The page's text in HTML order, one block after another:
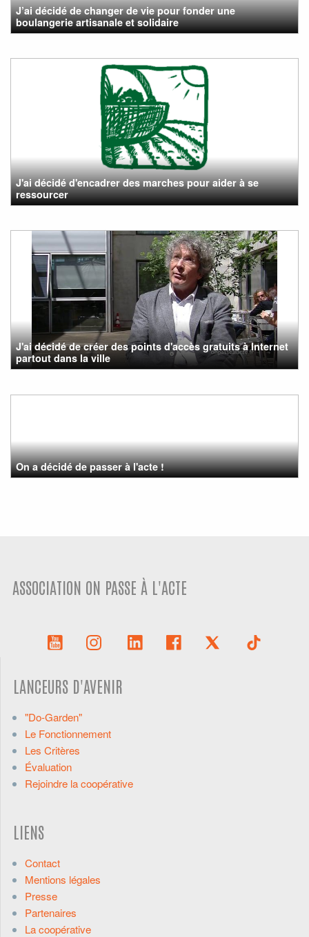
J’ai décidé de changer de vie pour fonder une
boulangerie artisanale et solidaire
J'ai décidé d'encadrer des marches pour aider à se
ressourcer
J'ai décidé de créer des points d'accès gratuits à Internet
partout dans la ville
On a décidé de passer à l'acte !
ASSOCIATION ON PASSE À L'ACTE
LANCEURS D'AVENIR
"Do-Garden"
Le Fonctionnement
Les Critères
Évaluation
Rejoindre la coopérative
LIENS
Contact
Mentions légales
Presse
Partenaires
La coopérative